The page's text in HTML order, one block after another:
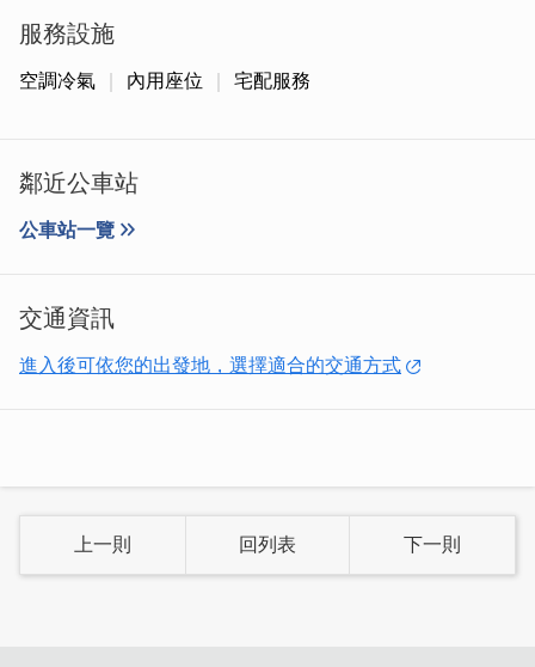
腐劑，是最天然的原味，雖然製作起來耗工費時，但也是如
此我們才能賣得安心，客人也吃得安心。
師傅常常到市場採購新鮮的海產回來做無菜單料理，金門的
服務設施
空調冷氣 內用座位 宅配服務
鄰近公車站
公車站一覽
交通資訊
進入後可依您的出發地，選擇適合的交通方式
上一則 回列表 下一則